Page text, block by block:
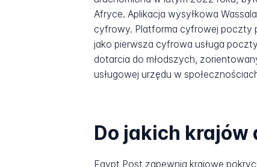
Afryce. Aplikacja wysyłkowa
cyfrowy. Platforma cyfrowej poczty
jako pierwsza cyfrowa usługa
dotarcia do młodszych,
usługowej urzędu w
Do jakich krajów
Egypt Post zapewnia krajowe